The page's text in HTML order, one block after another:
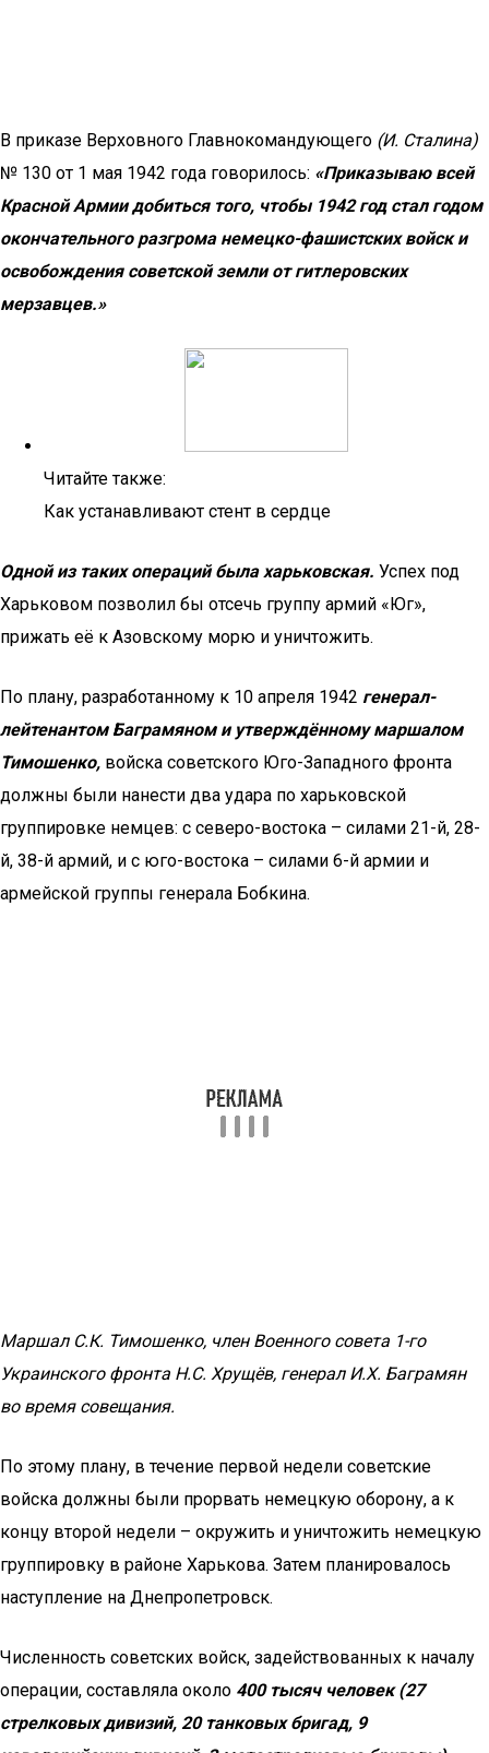
В приказе Верховного Главнокомандующего (И. Сталина)
№ 130 от 1 мая 1942 года говорилось: «Приказываю всей
Красной Армии добиться того, чтобы 1942 год стал годом
окончательного разгрома немецко-фашистских войск и
освобождения советской земли от гитлеровских
мерзавцев.»
Читайте также:
Как устанавливают стент в сердце
Одной из таких операций была харьковская. Успех под
Харьковом позволил бы отсечь группу армий «Юг»,
прижать её к Азовскому морю и уничтожить.
По плану, разработанному к 10 апреля 1942 генерал-
лейтенантом Баграмяном и утверждённому маршалом
Тимошенко, войска советского Юго-Западного фронта
должны были нанести два удара по харьковской
группировке немцев: с северо-востока – силами 21-й, 28-
й, 38-й армий, и с юго-востока – силами 6-й армии и
армейской группы генерала Бобкина.
Маршал С.К. Тимошенко, член Военного совета 1-го
Украинского фронта Н.С. Хрущёв, генерал И.Х. Баграмян
во время совещания.
По этому плану, в течение первой недели советские
войска должны были прорвать немецкую оборону, а к
концу второй недели – окружить и уничтожить немецкую
группировку в районе Харькова. Затем планировалось
наступление на Днепропетровск.
Численность советских войск, задействованных к началу
операции, составляла около 400 тысяч человек (27
стрелковых дивизий, 20 танковых бригад, 9